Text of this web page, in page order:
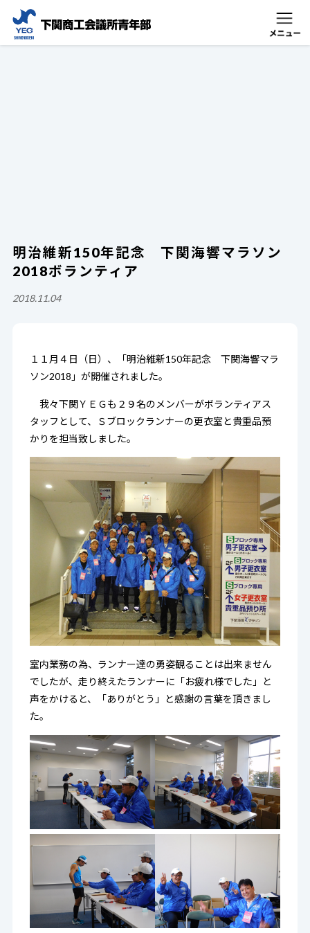
明治維新150年記念 下関海響マラソン
2018ボランティア
2018.11.04
１１月４日（日）、「明治維新150年記念 下関海響マラ
ソン2018」が開催されました。
我々下関ＹＥＧも２９名のメンバーがボランティアス
タッフとして、Ｓブロックランナーの更衣室と貴重品預
かりを担当致しました。
室内業務の為、ランナー達の勇姿観ることは出来ません
でしたが、走り終えたランナーに「お疲れ様でした」と
声をかけると、「ありがとう」と感謝の言葉を頂きまし
た。